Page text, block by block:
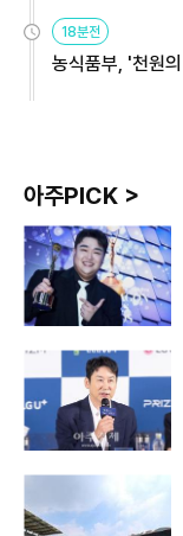
원
18분전
농식품부, '천원
아주PICK >